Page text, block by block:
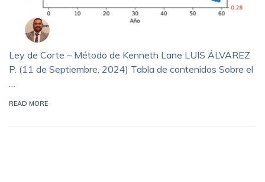
Ley de Corte – Método de Kenneth Lane LUIS ÁLVAREZ
P. (11 de Septiembre, 2024) Tabla de contenidos Sobre el
READ MORE